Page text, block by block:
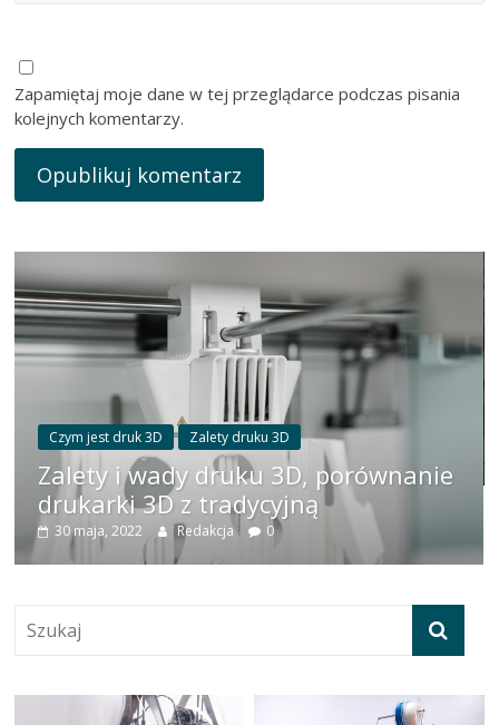
Zapamiętaj moje dane w tej przeglądarce podczas pisania
kolejnych komentarzy.
Czym jest druk 3D Zalety druku 3D
Zalety i wady druku 3D, porównanie
drukarki 3D z tradycyjną
30 maja, 2022 Redakcja 0